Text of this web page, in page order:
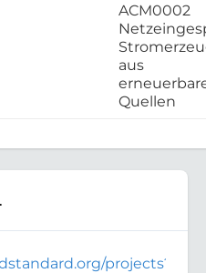
ACM0002
aus
Quellen
projects?